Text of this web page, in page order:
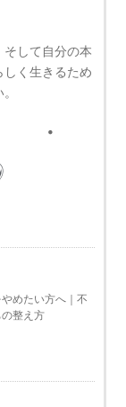
して自分の本
く生きるため
めたい方へ｜不
整え方